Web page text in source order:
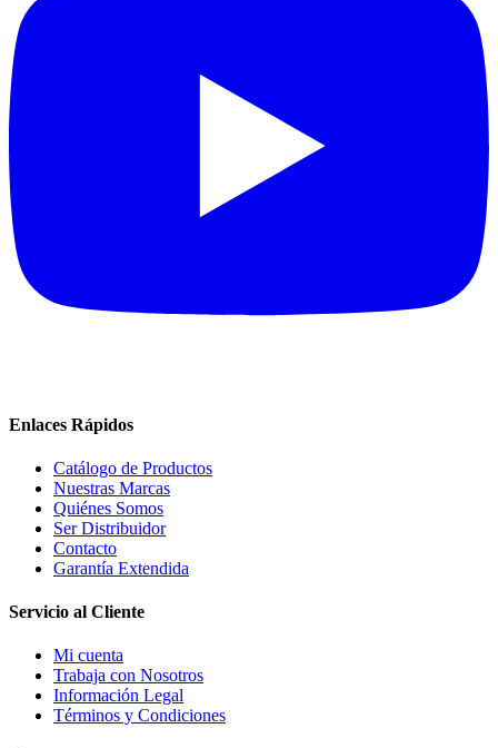
Enlaces Rápidos
Catálogo de Productos
Nuestras Marcas
Quiénes Somos
Ser Distribuidor
Contacto
Garantía Extendida
Servicio al Cliente
Mi cuenta
Trabaja con Nosotros
Información Legal
Términos y Condiciones